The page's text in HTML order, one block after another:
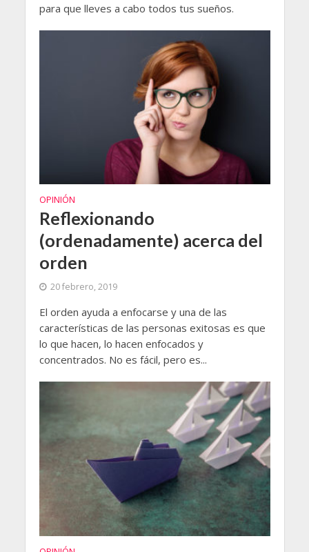
para que lleves a cabo todos tus sueños.
OPINIÓN
Reflexionando
(ordenadamente) acerca del
orden
20 febrero, 2019
El orden ayuda a enfocarse y una de las
características de las personas exitosas es que
lo que hacen, lo hacen enfocados y
concentrados. No es fácil, pero es...